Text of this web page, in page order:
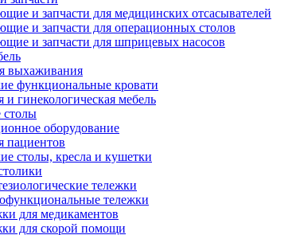
и запчасти для медицинских отсасывателей
и запчасти для операционных столов
и запчасти для шприцевых насосов
выхаживания
функциональные кровати
и гинекологическая мебель
оборудование
пациентов
столы, кресла и кушетки
тележки
тележки
для медикаментов
для скорой помощи